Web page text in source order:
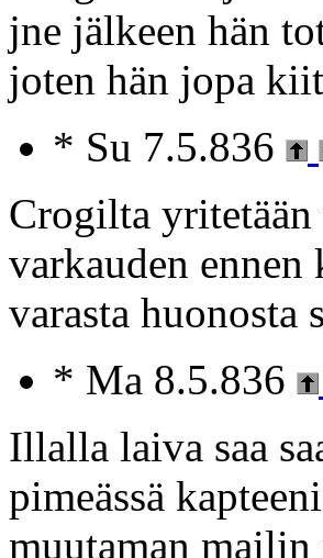
jne jälkeen hän
joten hän jopa
* Su 7.5.836
Crogilta yritetään
varkauden
varasta huonosta
* Ma 8.5.836
Illalla laiva saa
pimeässä
muutaman mailin